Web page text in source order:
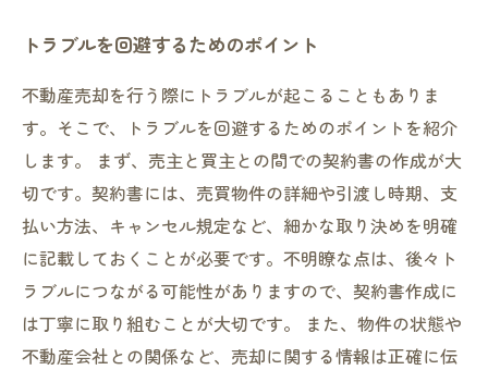
トラブルを回避するためのポイント
不動産売却を行う際にトラブルが起こることもありま
す。そこで、トラブルを回避するためのポイントを紹介
します。 まず、売主と買主との間での契約書の作成が大
切です。契約書には、売買物件の詳細や引渡し時期、支
払い方法、キャンセル規定など、細かな取り決めを明確
に記載しておくことが必要です。不明瞭な点は、後々ト
ラブルにつながる可能性がありますので、契約書作成に
は丁寧に取り組むことが大切です。 また、物件の状態や
不動産会社との関係など、売却に関する情報は正確に伝